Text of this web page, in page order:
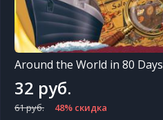
Around the World in 80 Days
32 руб.
61 руб. 48% скидка